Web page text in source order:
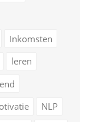
Inkomsten
leren
NLP